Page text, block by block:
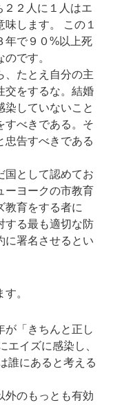
２２人に１人はエ
します。 この１
年で９０%以上死
です。
たとえ自分の主
交をするな。結婚
染していないこと
すべきである。そ
忠告すべきである
として認めてお
ーヨークの市教育
教育をする者に
する最も適切な防
に署名させるとい
。
が「きちんと正し
エイズに感染し、
誰にあると考える
外のもっとも有効